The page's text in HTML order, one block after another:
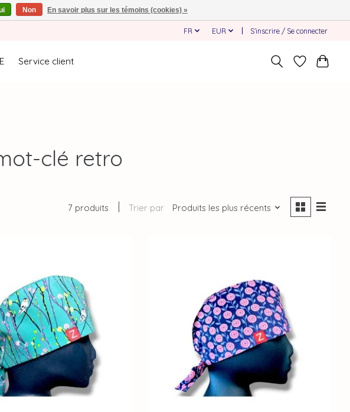
FR EUR S’inscrire / Se connecter
Service client
clé retro
7 produits Trier par Produits les plus récents
Non En savoir plus sur les témoins (cookies) »